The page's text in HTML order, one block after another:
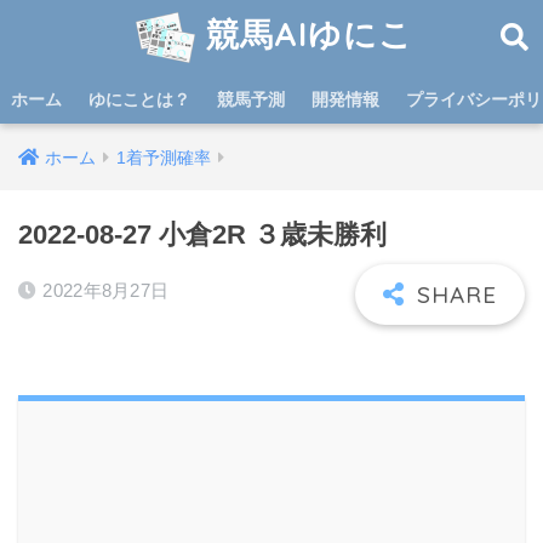
競馬AIゆにこ
ホーム ゆにことは？ 競馬予測 開発情報 プライバシーポ
ホーム 1着予測確率
2022-08-27 小倉2R ３歳未勝利
2022年8月27日